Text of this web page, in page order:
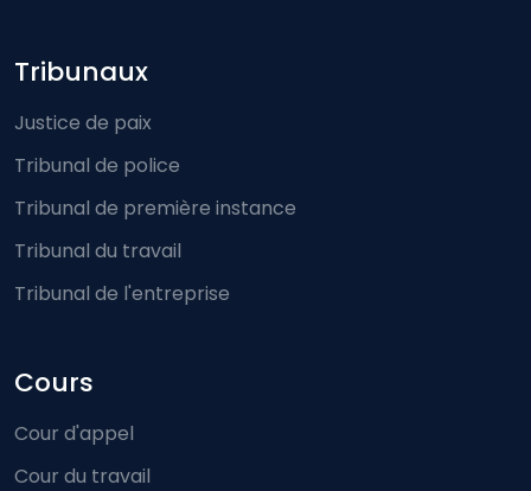
Footer-menu
Tribunaux
Justice de paix
Tribunal de police
Tribunal de première instance
Tribunal du travail
Tribunal de l'entreprise
Cours
Cour d'appel
Cour du travail